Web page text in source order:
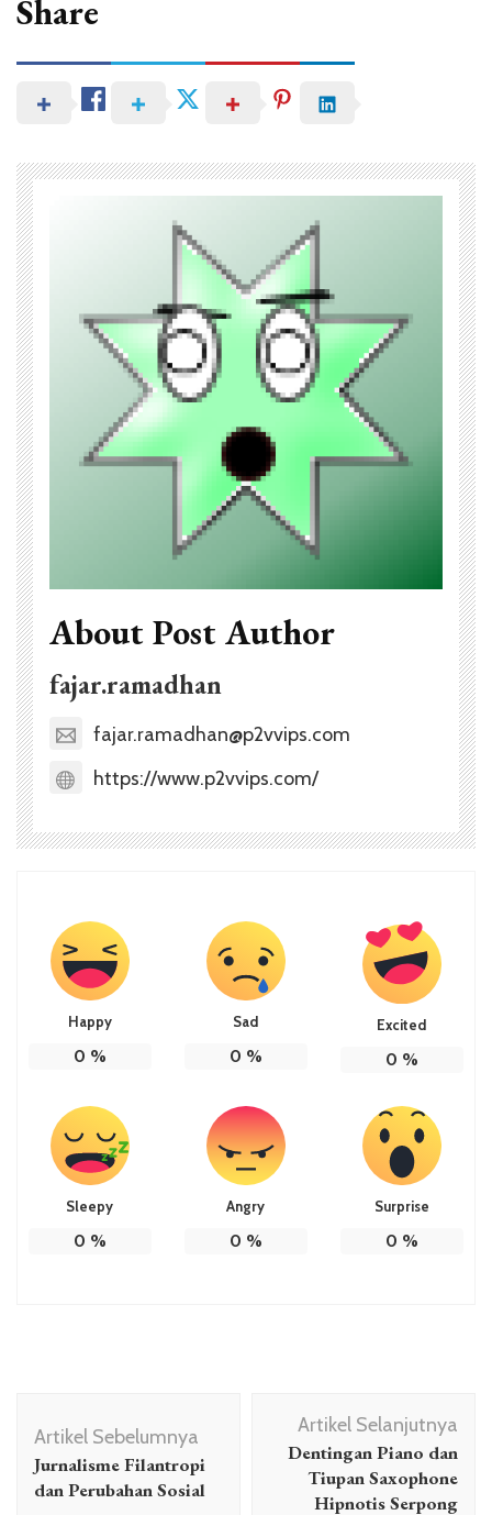
Share
About Post Author
fajar.ramadhan
fajar.ramadhan@p2vvips.com
https://www.p2vvips.com/
Happy
0 %
Sad
0 %
Excited
0 %
Sleepy
0 %
Angry
0 %
Surprise
0 %
Artikel
Artikel Sebelumnya
Jurnalisme Filantropi
dan Perubahan Sosial
Artikel Selanjutnya
Dentingan Piano dan
Tiupan Saxophone
Hipnotis Serpong